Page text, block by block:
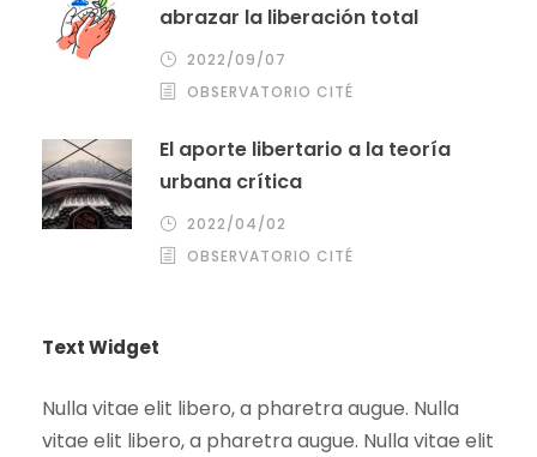
abrazar la liberación total
2022/09/07
OBSERVATORIO CITÉ
El aporte libertario a la teoría
urbana crítica
2022/04/02
OBSERVATORIO CITÉ
Text Widget
Nulla vitae elit libero, a pharetra augue. Nulla
vitae elit libero, a pharetra augue. Nulla vitae elit